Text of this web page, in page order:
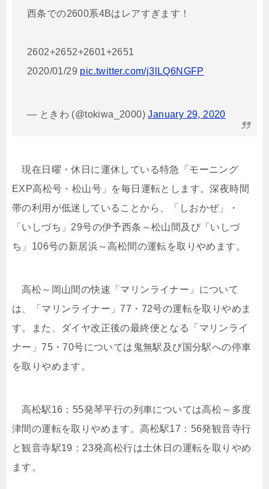
西条での2600系4Bはレアすぎます！
2602+2652+2601+2651
2020/01/29 pic.twitter.com/j3lLQ6NGFP
— ときわ (@tokiwa_2000)January 29, 2020
現在日曜・休日に運休している特急「モーニング
EXP高松号・松山号」を毎日運転とします。深夜時間
帯の利用が低迷していることから、「しおかぜ」・
「いしづち」29号の伊予西条～松山間及び「いしづ
ち」106号の新居浜～高松間の運転を取りやめます。
高松～岡山間の快速「マリンライナー」について
は、「マリンライナー」77・72号の運転を取りやめま
す。また、ダイヤ改正後の最終便となる「マリンライ
ナー」75・70号については鬼無駅及び国分駅への停車
を取りやめます。
高松駅16：55発琴平行の列車については高松～多度
津間の運転を取りやめます。高松駅17：56発観音寺行
と観音寺駅19：23発高松行は土休日の運転を取りやめ
ます。